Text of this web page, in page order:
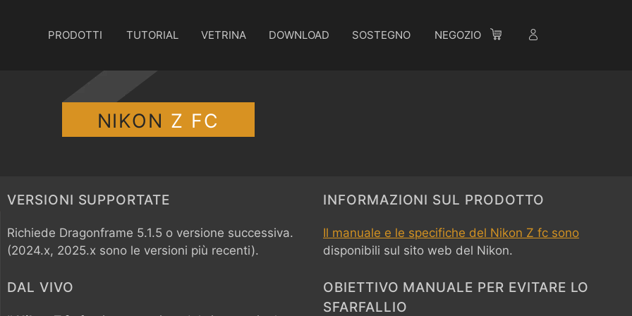
PRODOTTI TUTORIAL VETRINA DOWNLOAD SOSTEGNO NEGOZIO
NIKON Z FC
VERSIONI SUPPORTATE
Richiede Dragonframe 5.1.5 o versione successiva.
(2024.x, 2025.x sono le versioni più recenti).
DAL VIVO
INFORMAZIONI SUL PRODOTTO
Il manuale e le specifiche del Nikon Z fc sono
disponibili sul sito web del Nikon.
OBIETTIVO MANUALE PER EVITARE LO
SFARFALLIO